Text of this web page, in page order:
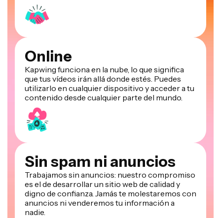
Online
Kapwing funciona en la nube, lo que significa
que tus vídeos irán allá donde estés. Puedes
utilizarlo en cualquier dispositivo y acceder a tu
contenido desde cualquier parte del mundo.
Sin spam ni anuncios
Trabajamos sin anuncios: nuestro compromiso
es el de desarrollar un sitio web de calidad y
digno de confianza. Jamás te molestaremos con
anuncios ni venderemos tu información a
nadie.